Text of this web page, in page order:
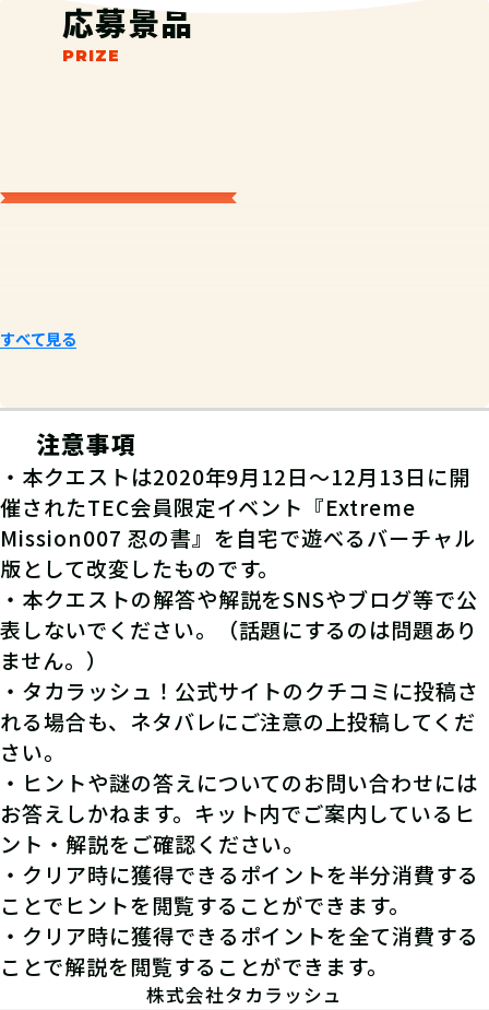
応募景品
すべて見る
注意事項
・本クエストは2020年9月12日～12月13日に開
催されたTEC会員限定イベント『Extreme
Mission007 忍の書』を自宅で遊べるバーチャル
版として改変したものです。
・本クエストの解答や解説をSNSやブログ等で公
表しないでください。（話題にするのは問題あり
ません。）
・タカラッシュ！公式サイトのクチコミに投稿さ
れる場合も、ネタバレにご注意の上投稿してくだ
さい。
・ヒントや謎の答えについてのお問い合わせには
お答えしかねます。キット内でご案内しているヒ
ント・解説をご確認ください。
・クリア時に獲得できるポイントを半分消費する
ことでヒントを閲覧することができます。
・クリア時に獲得できるポイントを全て消費する
ことで解説を閲覧することができます。
株式会社タカラッシュ